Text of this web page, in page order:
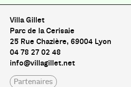
Villa Gillet
Parc de la Cerisaie
25 Rue Chazière, 69004 Lyon
04 78 27 02 48
info@villagillet.net
Partenaires